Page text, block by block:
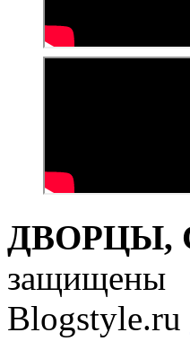
ДВОРЦЫ,
защищены
Blogstyle.ru